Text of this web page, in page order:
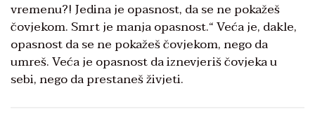
vremenu?! Jedina je opasnost, da se ne pokažeš
čovjekom. Smrt je manja opasnost.“ Veća je, dakle,
opasnost da se ne pokažeš čovjekom, nego da
umreš. Veća je opasnost da iznevjeriš čovjeka u
sebi, nego da prestaneš živjeti.